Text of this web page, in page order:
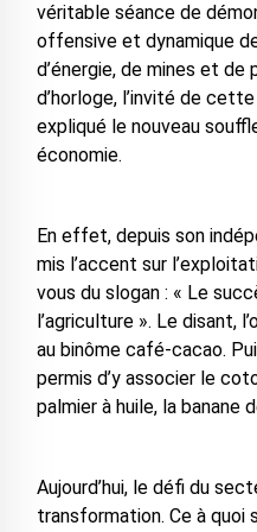
véritable séance de
offensive et dynamique
d’énergie, de mines et
d’horloge, l’invité de
expliqué le nouveau
économie.
En effet, depuis son
mis l’accent sur
vous du slogan : « Le
l’agriculture ». Le disant,
au binôme café-cacao.
permis d’y associer le
palmier à huile, la banane
Aujourd’hui, le défi du
transformation. Ce à quoi